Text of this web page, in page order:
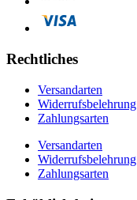
Rechtliches
Versandarten
Widerrufsbelehrung
Zahlungsarten
Versandarten
Widerrufsbelehrung
Zahlungsarten